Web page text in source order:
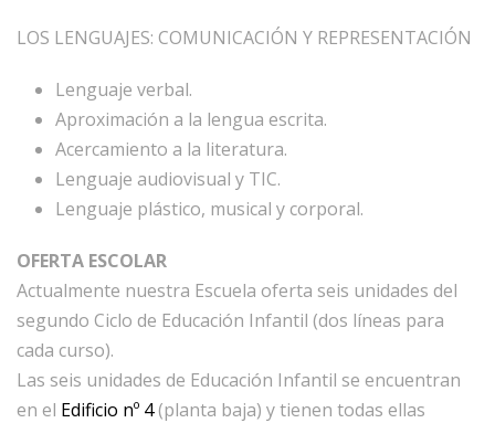
LOS LENGUAJES: COMUNICACIÓN Y REPRESENTACIÓN
Lenguaje verbal.
Aproximación a la lengua escrita.
Acercamiento a la literatura.
Lenguaje audiovisual y TIC.
Lenguaje plástico, musical y corporal.
OFERTA ESCOLAR
Actualmente nuestra Escuela oferta seis unidades del
segundo Ciclo de Educación Infantil (dos líneas para
cada curso).
Las seis unidades de Educación Infantil se encuentran
en el Edificio nº 4(planta baja) y tienen todas ellas